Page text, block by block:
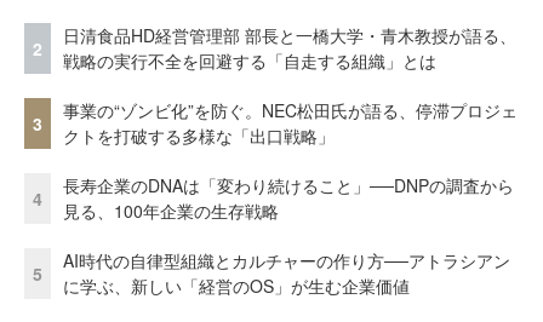
2
日清食品HD経営管理部 部長と一橋大学・青木教授が語る、
戦略の実行不全を回避する「自走する組織」とは
3
事業の“ゾンビ化”を防ぐ。NEC松田氏が語る、停滞プロジェ
クトを打破する多様な「出口戦略」
4
長寿企業のDNAは「変わり続けること」──DNPの調査から
見る、100年企業の生存戦略
5
AI時代の自律型組織とカルチャーの作り方──アトラシアン
に学ぶ、新しい「経営のOS」が生む企業価値